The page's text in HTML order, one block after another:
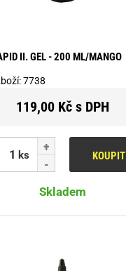
II. GEL - 200 ML/MANGO
7738
119,00 Kč s DPH
ks KOUPIT
Skladem